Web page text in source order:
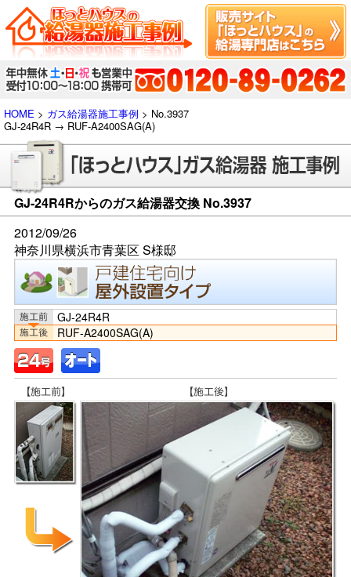
HOME > ガス給湯器施工事例 > No.3937
GJ-24R4R → RUF-A2400SAG(A)
GJ-24R4Rからのガス給湯器交換 No.3937
2012/09/26
神奈川県横浜市青葉区 S様邸
GJ-24R4R
RUF-A2400SAG(A)